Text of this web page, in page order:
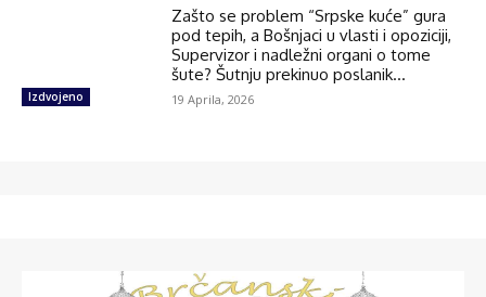
Izdvojeno
Zašto se problem “Srpske kuće” gura
pod tepih, a Bošnjaci u vlasti i opoziciji,
Supervizor i nadležni organi o tome
šute? Šutnju prekinuo poslanik...
19 Aprila, 2026